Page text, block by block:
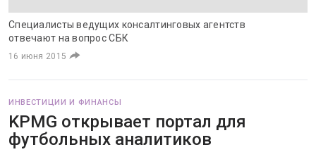
Специалисты ведущих консалтинговых агентств
отвечают на вопрос СБК
16 июня 2015
ИНВЕСТИЦИИ И ФИНАНСЫ
KPMG открывает портал для
футбольных аналитиков